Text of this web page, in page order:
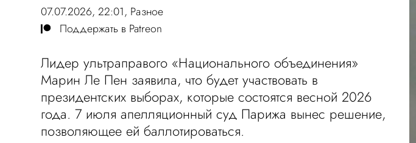
07.07.2026, 22:01, Разное
Поддержать в Patreon
Лидер ультраправого «Национального объединения»
Марин Ле Пен заявила, что будет участвовать в
президентских выборах, которые состоятся весной 2026
года. 7 июля апелляционный суд Парижа вынес решение,
позволяющее ей баллотироваться.